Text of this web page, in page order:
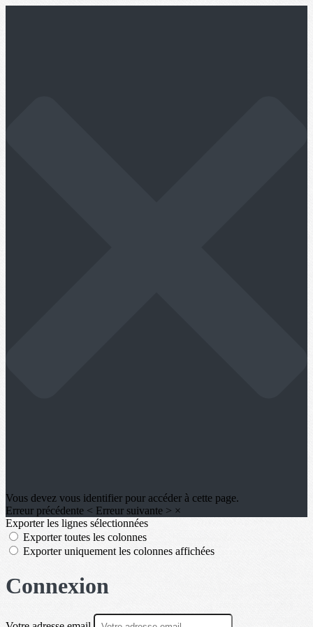
Vous devez vous identifier pour accéder à cette page.
Erreur précédente < Erreur suivante > ×
Exporter les lignes sélectionnées
Exporter toutes les colonnes
Exporter uniquement les colonnes affichées
Connexion